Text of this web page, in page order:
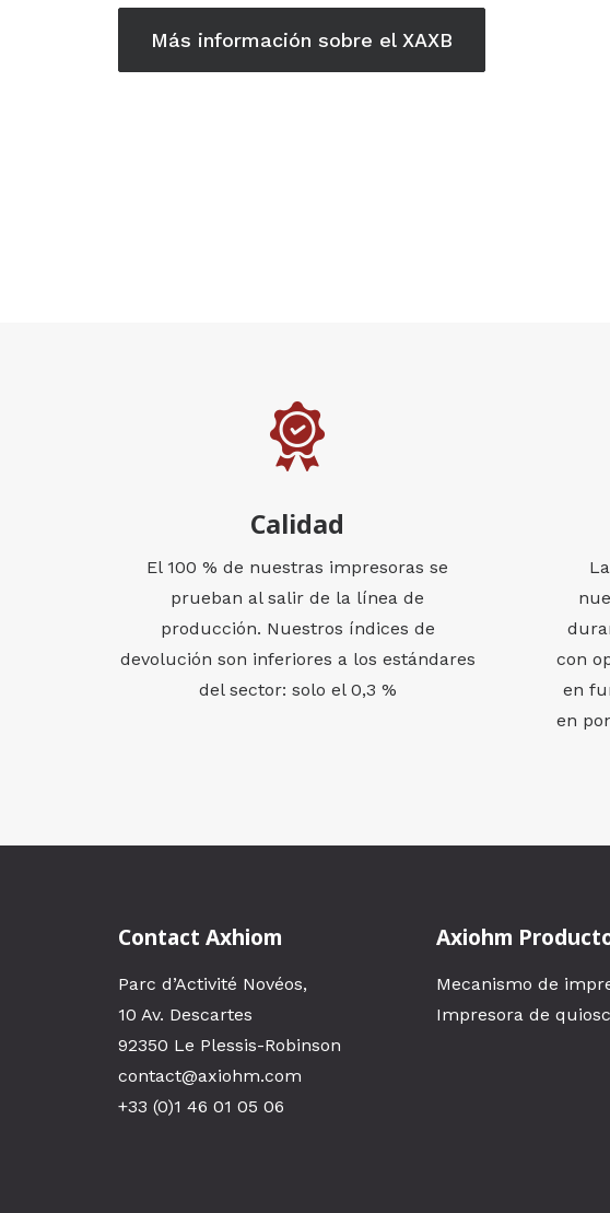
Más información sobre el XAXB
Calidad
El 100 % de nuestras impresoras se
prueban al salir de la línea de
producción. Nuestros índices de
devolución son inferiores a los estándares
del sector: solo el 0,3 %
con
en
en
Contact Axhiom
Parc d’Activité Novéos,
10 Av. Descartes
92350 Le Plessis-Robinson
contact@axiohm.com
+33 (0)1 46 01 05 06
Axiohm
Mecanismo de
Impresora de